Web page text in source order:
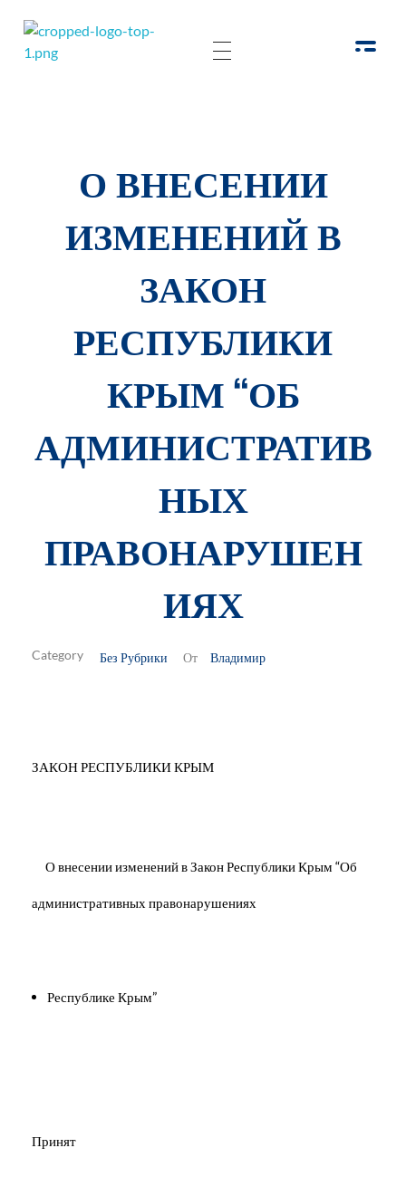
О ВНЕСЕНИИ
ИЗМЕНЕНИЙ В
ЗАКОН
РЕСПУБЛИКИ
КРЫМ “ОБ
АДМИНИСТРАТИВ
НЫХ
ПРАВОНАРУШЕН
ИЯХ
От Владимир
Без Рубрики
ЗАКОН РЕСПУБЛИКИ КРЫМ
О внесении изменений в Закон Республики Крым “Об
административных правонарушениях
Республике Крым”
Принят